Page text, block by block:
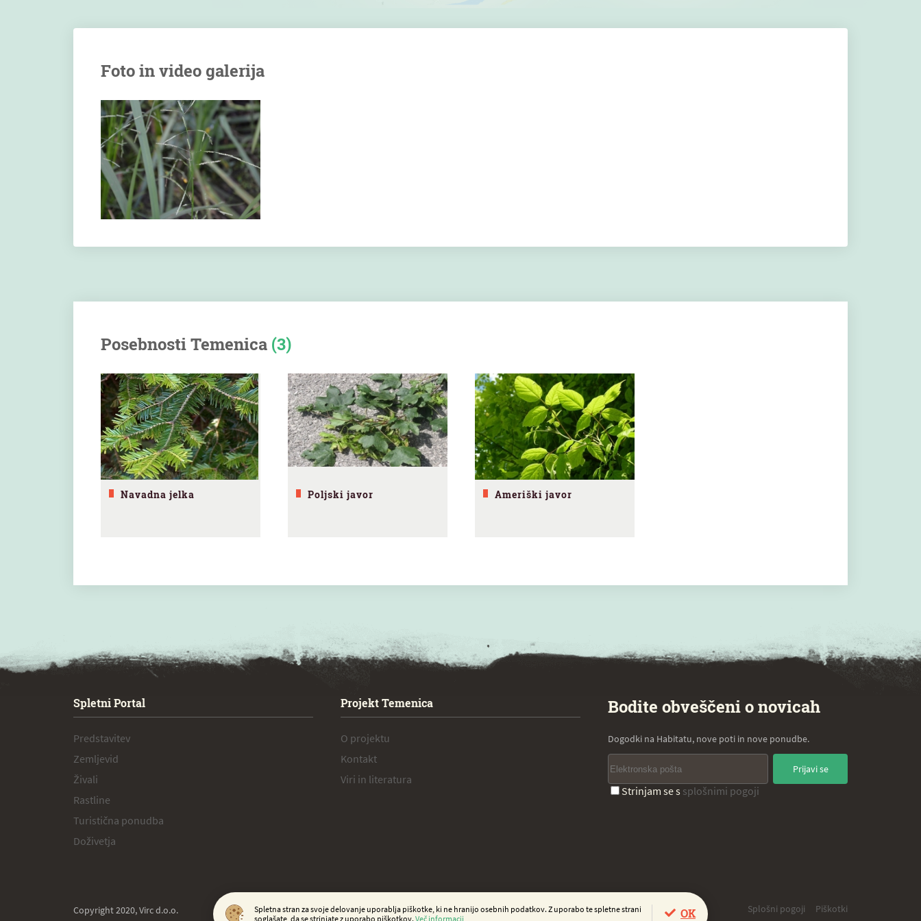
Foto in video galerija
Posebnosti Temenica (3)
Navadna jelka Poljski javor Ameriški javor
OK
Spletna stran za svoje delovanje uporablja piškotke, ki ne hranijo osebnih podatkov. Z uporabo te spletne strani
soglašate, da se strinjate z uporabo piškotkov. Več informacij
Spletni Portal
Predstavitev
Zemljevid
Živali
Rastline
Turistična ponudba
Doživetja
Projekt Temenica
O projektu
Kontakt
Viri in literatura
Bodite obveščeni o novicah
Dogodki na Habitatu, nove poti in nove ponudbe.
Prijavi se
Strinjam se s splošnimi pogoji
Copyright 2020, Virc d.o.o. Splošni pogoji Piškotki